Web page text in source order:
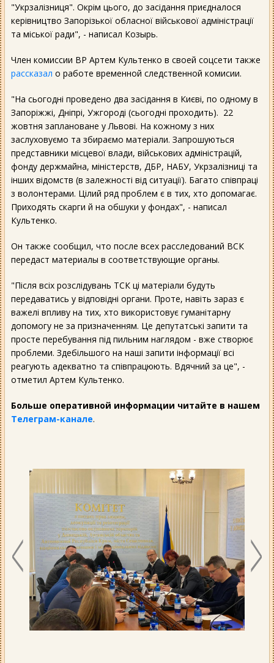
"Укрзалізниця". Окрім цього, до засідання приєдналося
керівництво Запорізької обласної військової адміністрації
та міської ради", - написал Козырь.
Член комиссии ВР Артем Культенко в своей соцсети также
рассказал о работе временной следственной комисии.
"На сьогодні проведено два засідання в Києві, по одному в
Запоріжжі, Дніпрі, Ужгороді (сьогодні проходить). 22
жовтня заплановане у Львові. На кожному з них
заслуховуємо та збираємо матеріали. Запрошуються
представники місцевої влади, військових адміністрацій,
фонду держмайна, міністерств, ДБР, НАБУ, Укрзалізниці та
інших відомств (в залежності від ситуації). Багато співпраці
з волонтерами. Цілий ряд проблем є в тих, хто допомагає.
Приходять скарги й на обшуки у фондах", - написал
Культенко.
Он также сообщил, что после всех расследований ВСК
передаст материалы в соответствующие органы.
"Після всіх розслідувань ТСК ці матеріали будуть
передаватись у відповідні органи. Проте, навіть зараз є
важелі впливу на тих, хто використовує гуманітарну
допомогу не за призначенням. Це депутатські запити та
просте перебування під пильним наглядом - вже створює
проблеми. Здебільшого на наші запити інформації всі
реагують адекватно та співпрацюють. Вдячний за це", -
отметил Артем Культенко.
Больше оперативной информации читайте в нашем
Телеграм-канале.